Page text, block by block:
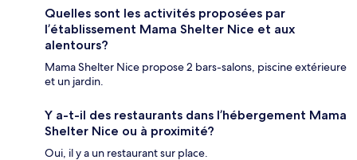
Quelles sont les activités proposées par
l’établissement Mama Shelter Nice et aux
alentours?
Mama Shelter Nice propose 2 bars-salons, piscine extérieure
et un jardin.
Y a-t-il des restaurants dans l’hébergement Mama
Shelter Nice ou à proximité?
Oui, il y a un restaurant sur place.